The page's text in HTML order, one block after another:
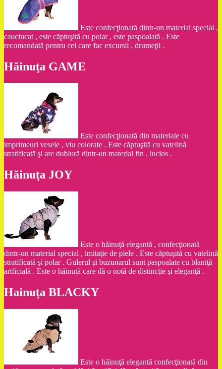
Este confecţionată dintr-un material special ,
cauciucat , este căptuşită cu polar , este paspoalată . Este
recomandată pentru cei care fac excursii , drumeţii .
Hăinuţa GAME
Este confecţionată din materiale cu
imprimeuri vesele , viu colorate . Este căptuşită cu vatelină
stratificată şi are dublură dintr-un material fin , lucios .
Hăinuţa JOY
Este o hăinuţă elegantă , confecţionată
dintr-un material special , imitaţie de piele . Este căptuşită cu vatelină
stratificată şi polar . Gulerul şi buzunarul sunt paspoalate cu blaniţă
artficială . Este o hăinuţă care dă o notă de distincţie şi eleganţă .
Hainuţa BLACKY
Este o hăinuţă elegantă confecţionată din